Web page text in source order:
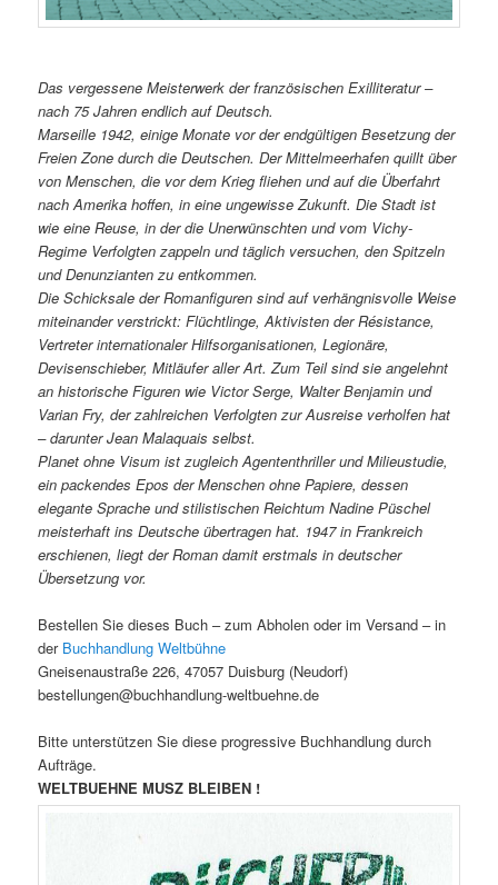
Das vergessene Meisterwerk der französischen Exilliteratur –
nach 75 Jahren endlich auf Deutsch.
Marseille 1942, einige Monate vor der endgültigen Besetzung der
Freien Zone durch die Deutschen. Der Mittelmeerhafen quillt über
von Menschen, die vor dem Krieg fliehen und auf die Überfahrt
nach Amerika hoffen, in eine ungewisse Zukunft. Die Stadt ist
wie eine Reuse, in der die Unerwünschten und vom Vichy-
Regime Verfolgten zappeln und täglich versuchen, den Spitzeln
und Denunzianten zu entkommen.
Die Schicksale der Romanfiguren sind auf verhängnisvolle Weise
miteinander verstrickt: Flüchtlinge, Aktivisten der Résistance,
Vertreter internationaler Hilfsorganisationen, Legionäre,
Devisenschieber, Mitläufer aller Art. Zum Teil sind sie angelehnt
an historische Figuren wie Victor Serge, Walter Benjamin und
Varian Fry, der zahlreichen Verfolgten zur Ausreise verholfen hat
– darunter Jean Malaquais selbst.
Planet ohne Visum ist zugleich Agententhriller und Milieustudie,
ein packendes Epos der Menschen ohne Papiere, dessen
elegante Sprache und stilistischen Reichtum Nadine Püschel
meisterhaft ins Deutsche übertragen hat. 1947 in Frankreich
erschienen, liegt der Roman damit erstmals in deutscher
Übersetzung vor.
Bestellen Sie dieses Buch – zum Abholen oder im Versand – in
der Buchhandlung Weltbühne
Gneisenaustraße 226, 47057 Duisburg (Neudorf)
bestellungen@buchhandlung-weltbuehne.de
Bitte unterstützen Sie diese progressive Buchhandlung durch
Aufträge.
WELTBUEHNE MUSZ BLEIBEN !